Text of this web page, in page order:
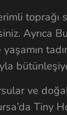
toprağı
Ayrıca
ve
Tiny